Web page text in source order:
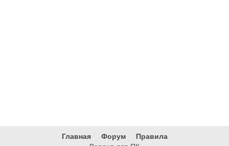
Главная Форум
Правила